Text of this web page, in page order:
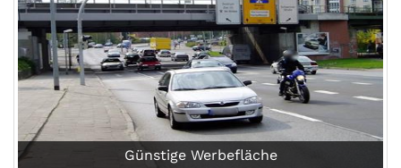
Günstige Werbefläche